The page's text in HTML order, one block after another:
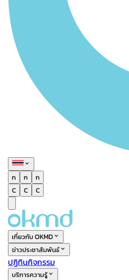
ก ก
ก
C
C C
เกี่ยวกับ OKMD
ข่าวประชาสัมพันธ์
ปฏิทินกิจกรรม
บริการความรู้